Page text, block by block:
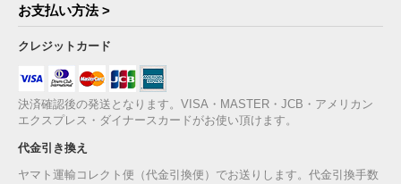
お支払い方法 >
クレジットカード
決済確認後の発送となります。VISA・MASTER・JCB・アメリカン
エクスプレス・ダイナースカードがお使い頂けます。
代金引き換え
ヤマト運輸コレクト便（代金引換便）でお送りします。代金引換手数